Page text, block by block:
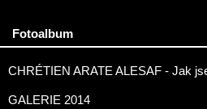
Fotoalbum
CHRÉTIEN ARATE ALESAF - Jak
GALERIE 2014